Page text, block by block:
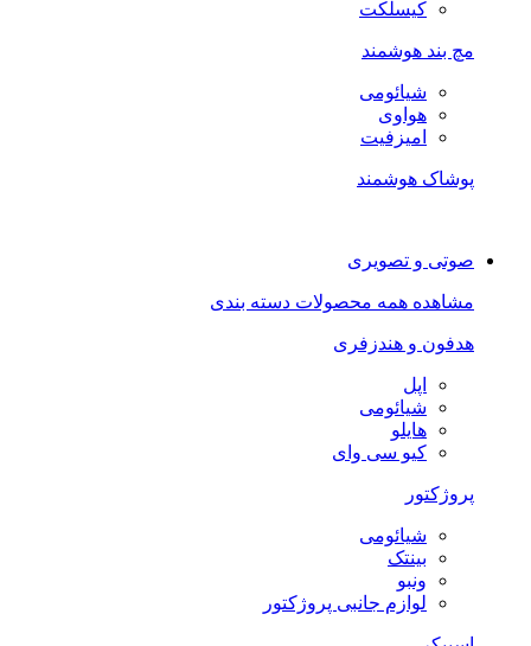
کیسلکت
مچ بند هوشمند
شیائومی
هواوی
امیزفیت
پوشاک هوشمند
صوتی و تصویری
مشاهده همه محصولات دسته بندی
هدفون و هندزفری
اپل
شیائومی
هایلو
کیو سی وای
پروژکتور
شیائومی
بینتک
ونبو
لوازم جانبی پروژکتور